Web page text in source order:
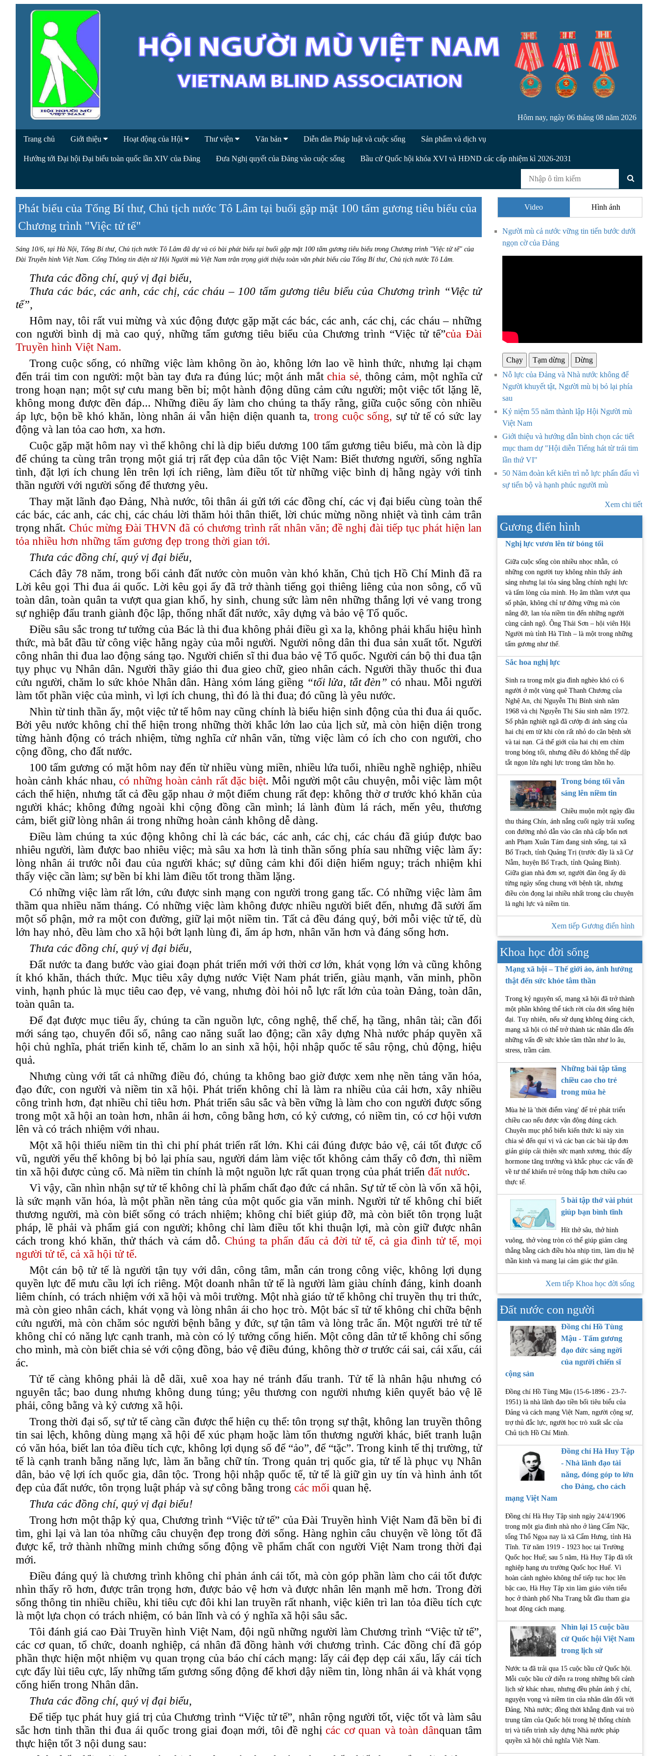
Hôm nay, ngày 06 tháng 08 năm 2026
Trang chủ Giới thiệu Hoạt động của Hội Thư viện Văn bản Diễn đàn Pháp luật và cuộc sống Sản phẩm và dịch vụ
Hướng tới Đại hội Đại biểu toàn quốc lần XIV của Đảng Đưa Nghị quyết của Đảng vào cuộc sống Bầu cử Quốc hội khóa XVI và HĐND các cấp nhiệm kì 2026-2031
Phát biểu của Tổng Bí thư, Chủ tịch nước Tô Lâm tại buổi gặp mặt 100 tấm gương tiêu biểu của
Chương trình "Việc tử tế"
Sáng 10/6, tại Hà Nội, Tổng Bí thư, Chủ tịch nước Tô Lâm đã dự và có bài phát biểu tại buổi gặp mặt 100 tấm gương tiêu biểu trong Chương trình "Việc tử tế" của
Đài Truyền hình Việt Nam. Cổng Thông tin điện tử Hội Người mù Việt Nam trân trọng giới thiệu toàn văn phát biểu của Tổng Bí thư, Chủ tịch nước Tô Lâm.
Thưa các đồng chí, quý vị đại biểu,
Thưa các bác, các anh, các chị, các cháu – 100 tấm gương tiêu biểu của Chương trình “Việc tử
tế”,
Hôm nay, tôi rất vui mừng và xúc động được gặp mặt các bác, các anh, các chị, các cháu – những
con người bình dị mà cao quý, những tấm gương tiêu biểu của Chương trình “Việc tử tế”của Đài
Truyền hình Việt Nam.
Trong cuộc sống, có những việc làm không ồn ào, không lớn lao về hình thức, nhưng lại chạm
đến trái tim con người: một bàn tay đưa ra đúng lúc; một ánh mắt chia sẻ, thông cảm, một nghĩa cử
trong hoạn nạn; một sự cưu mang bền bỉ; một hành động dũng cảm cứu người; một việc tốt lặng lẽ,
không mong đượcđền đáp... Những điều ấy làm cho chúng tathấy rằng, giữa cuộc sống còn nhiều
áp lực, bộn bề khó khăn, lòng nhân ái vẫn hiện diện quanh ta, trong cuộc sống, sự tử tế có sức lay
động và lan tỏa cao hơn, xa hơn.
Cuộc gặp mặt hôm nay vì thế không chỉ là dịp biểu dương 100 tấm gương tiêu biểu, mà còn là dịp
để chúng ta cùng trân trọng một giá trị rất đẹp của dân tộc Việt Nam:Biết thương người, sống nghĩa
tình, đặt lợi ích chung lên trên lợi ích riêng, làm điều tốt từ những việc bình dị hằng ngàyvới tinh
thần người với người sống để thương yêu.
Thay mặt lãnh đạo Đảng, Nhà nước, tôi thân ái gửi tới các đồng chí, các vị đại biểu cùng toàn thể
các bác, các anh, các chị, các cháu lời thăm hỏi thân thiết, lời chúc mừng nồng nhiệt và tình cảm trân
trọng nhất. Chúc mừng Đài THVN đã có chương trình rất nhân văn; đề nghị đài tiếp tục phát hiện lan
tỏa nhiều hơn những tấm gương đẹp trong thời gian tới.
Thưa các đồng chí, quý vị đại biểu,
Cách đây 78 năm, trong bối cảnh đất nước còn muôn vàn khó khăn, Chủ tịch Hồ Chí Minh đã ra
Lời kêu gọi Thi đua ái quốc. Lời kêu gọi ấy đã trở thành tiếng gọi thiêng liêng của non sông, cổ vũ
toàn dân, toàn quân ta vượt qua gian khổ, hy sinh, chung sức làm nên những thắng lợi vẻ vang trong
sự nghiệp đấu tranh giành độc lập, thống nhất đất nước, xây dựng và bảo vệ Tổ quốc.
Điều sâu sắc trong tư tưởng của Bác là thi đua không phải điều gì xa lạ, không phải khẩu hiệu hình
thức, mà bắt đầu từ công việc hằng ngày của mỗi người. Người nông dân thi đua sản xuất tốt. Người
công nhân thi đua lao động sáng tạo. Người chiến sĩ thi đua bảo vệ Tổ quốc. Người cán bộ thi đua tận
tụy phục vụ Nhân dân. Người thầy giáo thi đua gieo chữ, gieo nhân cách. Người thầy thuốc thi đua
cứu người, chăm lo sức khỏe Nhân dân.Hàng xóm láng giềng “tối lửa, tắt đèn” có nhau.Mỗi người
làm tốt phần việc của mình, vì lợi ích chung, thì đó là thi đua; đó cũng là yêu nước.
Nhìn từ tinh thần ấy, một việc tử tế hôm nay cũng chính là biểu hiện sinh động của thi đua ái quốc.
Bởi yêu nước không chỉ thể hiện trong những thời khắc lớn lao của lịch sử, mà còn hiện diện trong
từng hành động có trách nhiệm, từng nghĩa cử nhân văn, từng việc làm có ích cho con người, cho
cộng đồng, cho đất nước.
100 tấm gương có mặt hôm nay đến từ nhiều vùng miền, nhiều lứa tuổi, nhiều nghề nghiệp, nhiều
hoàn cảnh khác nhau,có những hoàn cảnh rất đặc biệt. Mỗi người một câu chuyện, mỗi việc làm một
cách thể hiện, nhưng tất cả đều gặp nhau ở một điểm chung rất đẹp: không thờ ơ trước khó khăn của
người khác; không đứng ngoài khi cộng đồng cần mình;lá lành đùm lá rách, mến yêu, thương
cảm, biết giữ lòng nhân ái trong những hoàn cảnh không dễ dàng.
Điều làm chúng ta xúc động không chỉ là các bác, các anh, các chị, các cháu đã giúp được bao
nhiêu người, làm được bao nhiêu việc; mà sâu xa hơn là tinh thần sống phía sau những việc làm ấy:
lòng nhân ái trước nỗi đau của người khác; sự dũng cảm khi đối diện hiểm nguy; trách nhiệm khi
thấy việc cần làm; sự bền bỉ khi làm điều tốt trong thầm lặng.
Có những việc làm rất lớn, cứu được sinh mạng con người trong gang tấc. Có những việc làm âm
thầm qua nhiều năm tháng. Có những việc làm không được nhiều người biết đến, nhưng đã sưởi ấm
một số phận, mở ra một con đường, giữ lại một niềm tin. Tất cả đều đáng quý, bởi mỗi việc tử tế, dù
lớn hay nhỏ, đều làm cho xã hội bớt lạnh lùng đi, ấm áp hơn, nhân văn hơn và đáng sống hơn.
Thưa các đồng chí, quý vị đại biểu,
Đất nước ta đang bước vào giai đoạn phát triển mới với thời cơ lớn, khát vọng lớn và cũng không
ít khó khăn, thách thức. Mục tiêu xây dựng nước Việt Nam phát triển, giàu mạnh, văn minh, phồn
vinh, hạnh phúc là mục tiêu cao đẹp, vẻ vang, nhưng đòi hỏi nỗ lực rất lớn của toàn Đảng, toàn dân,
toàn quân ta.
Để đạt được mục tiêu ấy, chúng ta cần nguồn lực, công nghệ, thể chế, hạ tầng, nhân tài; cần đổi
mới sáng tạo, chuyển đổi số, nâng cao năng suất lao động; cần xây dựng Nhà nước pháp quyền xã
hội chủ nghĩa, phát triển kinh tế, chăm lo an sinh xã hội, hội nhập quốc tế sâu rộng, chủ động, hiệu
quả.
Nhưng cùng với tất cả những điều đó, chúng ta không bao giờ được xem nhẹ nền tảng văn hóa,
đạo đức, con người và niềm tin xã hội. Phát triển không chỉ là làm ra nhiều của cải hơn, xây nhiều
công trình hơn, đạt nhiều chỉ tiêu hơn. Phát triển sâu sắc và bền vững là làm cho con người được sống
trong một xã hội an toàn hơn, nhân ái hơn, công bằng hơn, có kỷ cương, có niềm tin, có cơ hội vươn
lên và có trách nhiệm với nhau.
Một xã hội thiếu niềm tin thì chi phí phát triển rất lớn. Khi cái đúng được bảo vệ, cái tốt được cổ
vũ, người yếu thế không bị bỏ lại phía sau, người dám làm việc tốt không cảm thấy cô đơn, thì niềm
tin xã hội được củng cố. Mà niềm tin chính là một nguồn lực rất quan trọng của phát triển đất nước.
Vì vậy, cần nhìn nhận sự tử tế không chỉ là phẩm chất đạo đức cá nhân. Sự tử tế còn là vốn xã hội,
là sức mạnh văn hóa, làmột phần nền tảng của một quốc gia văn minh. Người tử tế không chỉ biết
thương người, mà còn biết sống có trách nhiệm; không chỉ biết giúp đỡ, mà còn biết tôn trọng luật
pháp, lẽ phải và phẩm giá con người; không chỉ làm điều tốt khi thuận lợi, mà còn giữ được nhân
cách trong khó khăn, thử thách và cám dỗ. Chúng ta phấn đấu cả đời tử tế, cả gia đình tử tế, mọi
người tử tế, cả xã hội tử tế.
Một cán bộ tử tế là người tận tụy với dân, công tâm, mẫn cán trong công việc, không lợi dụng
quyền lực để mưu cầu lợi ích riêng. Một doanh nhân tử tế là người làm giàu chính đáng, kinh doanh
liêm chính, có trách nhiệm với xã hội và môi trường. Một nhà giáo tử tế không chỉ truyền thụ tri thức,
mà còn gieo nhân cách, khát vọng và lòng nhân ái cho học trò. Một bác sĩ tử tế không chỉ chữa bệnh
cứu người, mà còn chăm sóc người bệnh bằng y đức, sự tận tâm và lòng trắc ẩn. Một người trẻ tử tế
không chỉ có năng lực cạnh tranh, mà còn có lý tưởng cống hiến. Một công dân tử tế không chỉ sống
cho mình, mà còn biết chia sẻ với cộng đồng, bảo vệ điều đúng, không thờ ơ trước cái sai, cái xấu, cái
ác.
Tử tế càng không phải là dễ dãi, xuê xoa hay né tránh đấu tranh. Tử tế là nhân hậu nhưng có
nguyên tắc; bao dung nhưng không dung túng; yêu thương con người nhưng kiên quyết bảo vệ lẽ
phải, công bằng và kỷ cương xã hội.
Trong thời đại số, sự tử tế càng cần được thể hiện cụ thể: tôn trọng sự thật, không lan truyền thông
tin sai lệch, không dùng mạng xã hội để xúc phạm hoặc làm tổn thương người khác, biết tranh luận
có văn hóa, biết lan tỏa điều tích cực, không lợi dụng số để “ảo”, để “tặc”. Trong kinh tế thị trường, tử
tế là cạnh tranh bằng năng lực, làm ăn bằng chữ tín. Trong quản trị quốc gia, tử tế là phục vụ Nhân
dân, bảo vệ lợi ích quốc gia, dân tộc. Trong hội nhập quốc tế, tử tế là giữ gìn uy tín và hình ảnh tốt
đẹp của đất nước, tôn trọng luật pháp và sự công bằng trong các mối quan hệ.
Thưa các đồng chí, quý vị đại biểu!
Trong hơn một thập kỷ qua, Chương trình “Việc tử tế” của Đài Truyền hình Việt Nam đã bền bỉ đi
tìm, ghi lại và lan tỏa những câu chuyện đẹp trong đời sống. Hàng nghìn câu chuyện về lòng tốt đã
được kể, trở thành những minh chứng sống động về phẩm chất con người Việt Nam trong thời đại
mới.
Điều đáng quý là chương trình không chỉ phản ánh cái tốt, mà còn góp phần làm cho cái tốt được
nhìn thấy rõ hơn, được trân trọng hơn, được bảo vệ hơn và được nhân lên mạnh mẽ hơn. Trong đời
sống thông tin nhiều chiều, khi tiêu cực đôi khi lan truyền rất nhanh, việc kiên trì lan tỏa điều tích cực
là một lựa chọn có trách nhiệm, có bản lĩnh và có ý nghĩa xã hội sâu sắc.
Tôi đánh giá cao Đài Truyền hình Việt Nam, đội ngũ những người làm Chương trình “Việc tử tế”,
các cơ quan, tổ chức, doanh nghiệp, cá nhân đã đồng hành với chương trình. Các đồng chí đã góp
phần thực hiện một nhiệm vụ quan trọng của báo chí cách mạng: lấy cái đẹp dẹp cái xấu, lấy cái tích
cực đẩy lùi tiêu cực, lấy những tấm gương sống động để khơi dậy niềm tin, lòng nhân ái và khát vọng
cống hiến trong Nhân dân.
Thưa các đồng chí, quý vị đại biểu,
Để tiếp tục phát huy giá trị của Chương trình “Việc tử tế”, nhân rộng người tốt, việc tốt và làm sâu
sắc hơn tinh thần thi đua ái quốc trong giai đoạn mới, tôi đề nghị các cơ quan và toàn dânquan tâm
thực hiện tốt 3 nội dung sau:
Video Hình ảnh
Người mù cả nước vững tin tiến bước dưới
ngọn cờ của Đảng
Chạy Tạm dừng
Dừng
Nỗ lực của Đảng và Nhà nước không để
Người khuyết tật, Người mù bị bỏ lại phía
sau
Kỷ niệm 55 năm thành lập Hội Người mù
Việt Nam
Giới thiệu và hướng dẫn bình chọn các tiết
mục tham dự "Hội diễn Tiếng hát từ trái tim
lần thứ VI"
50 Năm đoàn kết kiên trì nỗ lực phấn đấu vì
sự tiến bộ và hạnh phúc người mù
Xem chi tiết
Gương điển hình
Nghị lực vươn lên từ bóng tối
Giữa cuộc sống còn nhiều nhọc nhằn, có
những con người tuy không nhìn thấy ánh
sáng nhưng lại tỏa sáng bằng chính nghị lực
và tấm lòng của mình. Họ âm thầm vượt qua
số phận, không chỉ tự đứng vững mà còn
nâng đỡ, lan tỏa niềm tin đến những người
cùng cảnh ngộ. Ông Thái Sơn – hội viên Hội
Người mù tỉnh Hà Tĩnh – là một trong những
tấm gương như thế.
Sắc hoa nghị lực
Sinh ra trong một gia đình nghèo khó có 6
người ở một vùng quê Thanh Chương của
Nghệ An, chị Nguyễn Thị Bính sinh năm
1968 và chị Nguyễn Thị Sáu sinh năm 1972.
Số phận nghiệt ngã đã cướp đi ánh sáng của
hai chị em từ khi còn rất nhỏ do căn bệnh sởi
và tai nạn. Cả thế giới của hai chị em chìm
trong bóng tối, nhưng điều đó không thể dập
tắt ngọn lửa nghị lực trong tâm hồn họ.
Trong bóng tối vẫn
sáng lên niềm tin
Chiều muộn một ngày đầu
thu tháng Chín, ánh nắng cuối ngày trải xuống
con đường nhỏ dẫn vào căn nhà cấp bốn nơi
anh Phạm Xuân Tám đang sinh sống, tại xã
Bố Trạch, tỉnh Quảng Trị (trước đây là xã Cự
Nẫm, huyện Bố Trạch, tỉnh Quảng Bình).
Giữa gian nhà đơn sơ, người đàn ông ấy dù
từng ngày sống chung với bệnh tật, nhưng
điều còn đọng lại nhiều nhất trong câu chuyện
là nghị lực và niềm tin.
Xem tiếp Gương điển hình
Khoa học đời sống
Mạng xã hội – Thế giới ảo, ảnh hưởng
thật đến sức khỏe tâm thần
Trong kỷ nguyên số, mạng xã hội đã trở thành
một phần không thể tách rời của đời sống hiện
đại. Tuy nhiên, nếu sử dụng không đúng cách,
mạng xã hội có thể trở thành tác nhân dẫn đến
những vấn đề sức khỏe tâm thần như lo âu,
stress, trầm cảm.
Những bài tập tăng
chiều cao cho trẻ
trong mùa hè
Mùa hè là 'thời điểm vàng' để trẻ phát triển
chiều cao nếu được vận động đúng cách.
Chuyên mục phổ biến kiến thức kì này xin
chia sẻ đến quí vị và các bạn các bài tập đơn
giản giúp cải thiện sức mạnh xương, thúc đẩy
hormone tăng trưởng và khắc phục các vấn đề
về tư thế khiến trẻ trông thấp hơn chiều cao
thực tế.
5 bài tập thở vài phút
giúp bạn bình tĩnh
Hít thở sâu, thở hình
vuông, thở vòng tròn có thể giúp giảm căng
thẳng bằng cách điều hòa nhịp tim, làm dịu hệ
thần kinh và mang lại cảm giác thư giãn.
Xem tiếp Khoa học đời sống
Đất nước con người
Đồng chí Hồ Tùng
Mậu - Tấm gương
đạo đức sáng ngời
của người chiến sĩ
cộng sản
Đồng chí Hồ Tùng Mậu (15-6-1896 - 23-7-
1951) là nhà lãnh đạo tiền bối tiêu biểu của
Đảng và cách mạng Việt Nam, người cộng sự,
trợ thủ đắc lực, người học trò xuất sắc của
Chủ tịch Hồ Chí Minh.
Đồng chí Hà Huy Tập
- Nhà lãnh đạo tài
năng, đóng góp to lớn
cho Đảng, cho cách
mạng Việt Nam
Đồng chí Hà Huy Tập sinh ngày 24/4/1906
trong một gia đình nhà nho ở làng Cẩm Nặc,
tổng Thổ Ngọa nay là xã Cẩm Hưng, tỉnh Hà
Tĩnh. Từ năm 1919 - 1923 học tại Trường
Quốc học Huế; sau 5 năm, Hà Huy Tập đã tốt
nghiệp hạng ưu trường Quốc học Huế. Vì
hoàn cảnh nghèo không thể tiếp tục học lên
bậc cao, Hà Huy Tập xin làm giáo viên tiểu
học ở thành phố Nha Trang bắt đầu tham gia
hoạt động cách mạng.
Nhìn lại 15 cuộc bầu
cử Quốc hội Việt Nam
trong lịch sử
Nước ta đã trải qua 15 cuộc bầu cử Quốc hội.
Mỗi cuộc bầu cử diễn ra trong những bối cảnh
lịch sử khác nhau, nhưng đều phản ánh ý chí,
nguyện vọng và niềm tin của nhân dân đối với
Đảng, Nhà nước; đồng thời khẳng định vai trò
trung tâm của Quốc hội trong hệ thống chính
trị và tiến trình xây dựng Nhà nước pháp
quyền xã hội chủ nghĩa Việt Nam.